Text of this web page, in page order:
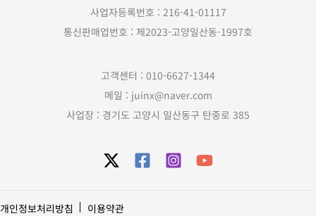
사업자등록번호 : 216-41-01117
통신판매업번호 : 제2023-고양일산동-1997호
고객센터 : 010-6627-1344
메일 : juinx@naver.com
사업장 : 경기도 고양시 일산동구 탄중로 385
개인정보처리방침 이용약관